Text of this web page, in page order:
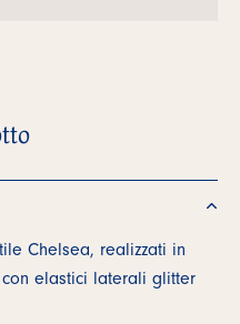
Chelsea, realizzati in
elastici laterali glitter